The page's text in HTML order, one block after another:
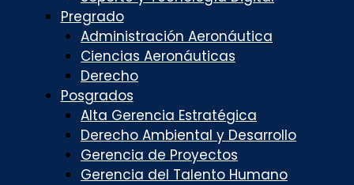
Pregrado
Administración Aeronáutica
Ciencias Aeronáuticas
Derecho
Posgrados
Alta Gerencia Estratégica
Derecho Ambiental y Desarrollo
Gerencia de Proyectos
Gerencia del Talento Humano